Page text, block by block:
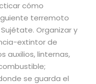
cómo
terremoto
Organizar y
extintor de
auxilios, linternas,
se guarda el